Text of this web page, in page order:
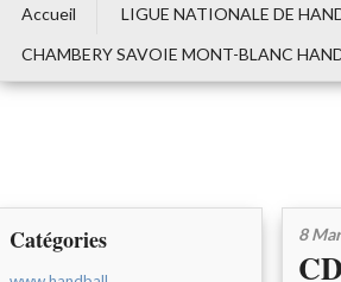
Accueil LIGUE NATIONALE DE
CHAMBERY SAVOIE MONT-BLANC
Catégories 8